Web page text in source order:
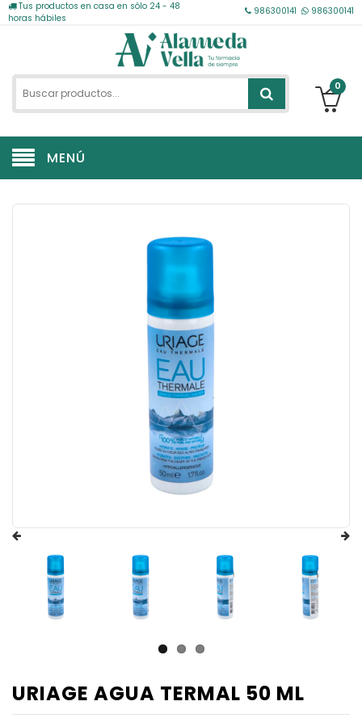
Tus productos en casa en sólo 24 - 48
horas hábiles
986300141 986300141
0
MENÚ
URIAGE AGUA TERMAL 50 ML